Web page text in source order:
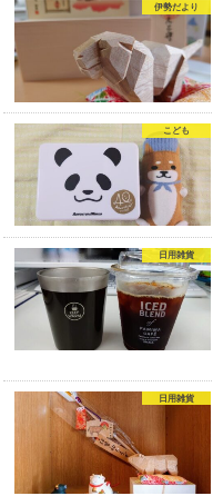
伊勢だより
こども
日用雑貨
日用雑貨